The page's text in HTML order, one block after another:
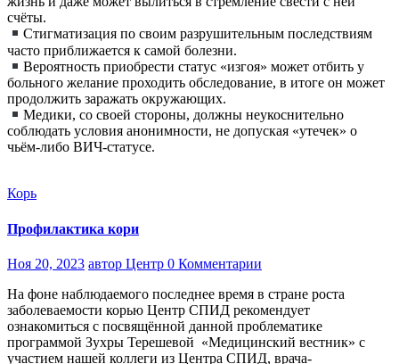
счёты.
Стигматизация по своим разрушительным последствиям
часто приближается к самой болезни.
Вероятность приобрести статус «изгоя» может отбить у
больного желание проходить обследование, в итоге он может
продолжить заражать окружающих.
Медики, со своей стороны, должны неукоснительно
соблюдать условия анонимности, не допуская «утечек» о
чьём-либо ВИЧ-статусе.
Корь
Профилактика кори
Ноя 20, 2023 автор Центр 0 Комментарии
На фоне наблюдаемого последнее время в стране роста
заболеваемости корью Центр СПИД рекомендует
ознакомиться с посвящённой данной проблематике
программой Зухры Терешевой «Медицинский вестник» с
участием нашей коллеги из Центра СПИД, врача-